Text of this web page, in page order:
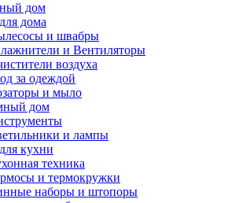
дом
дома
и швабры
и Вентиляторы
воздуха
за одеждой
и мыло
дом
и лампы
кухни
техника
и термокружки
наборы и штопоры